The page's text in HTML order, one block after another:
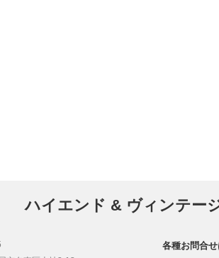
ハイエンド & ヴィンテー
各種お問合